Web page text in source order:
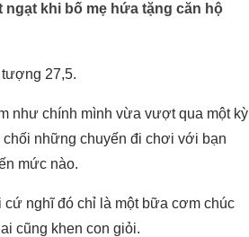
khi bố mẹ hứa tặng căn hộ
27,5.
như chính mình vừa vượt qua một kỳ
những chuyến đi chơi với bạn
mức nào.
cứ nghĩ đó chỉ là một bữa cơm chúc
cũng khen con giỏi.